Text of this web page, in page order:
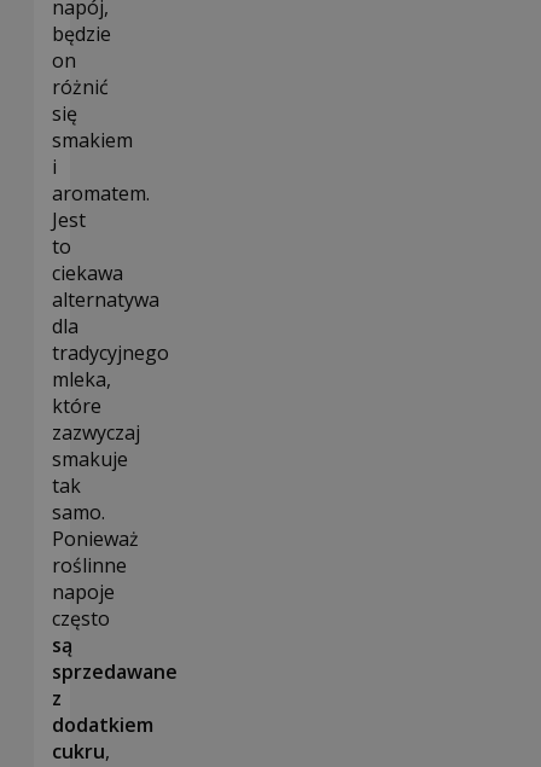
napój,
będzie
on
różnić
się
smakiem
i
aromatem.
Jest
to
ciekawa
alternatywa
dla
tradycyjnego
mleka,
które
zazwyczaj
smakuje
tak
samo.
Ponieważ
roślinne
napoje
często
są
sprzedawane
z
dodatkiem
cukru,